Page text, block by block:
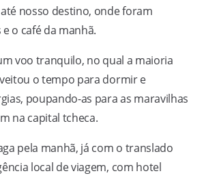
nosso destino, onde foram
o café da manhã.
voo tranquilo, no qual a maioria
o tempo para dormir e
poupando-as para as maravilhas
na capital tcheca.
pela manhã, já com o translado
local de viagem, com hotel